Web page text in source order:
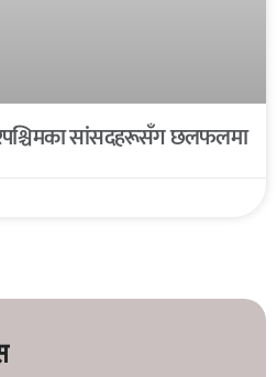
सांसदहरूसँग छलफलमा